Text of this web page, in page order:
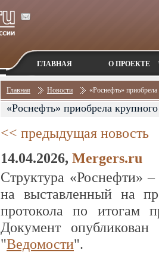
ГЛАВНАЯ О ПРОЕКТЕ
Главная Новости «Роснефть»
«Роснефть» приобрела
<< предыдущая новость
14.04.2026, Mergers.ru
Структура «Роснефти»
на выставленный на
протокола по итогам
Документ
"Ведомости".